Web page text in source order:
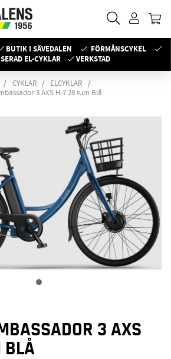
BUTIK I SÄVEDALEN
FÖRMÅNSCYKEL
EL-CYKLAR
VERKSTAD
CYKLAR
ELCYKLAR
3 AXS H-7 28 tum Blå
3 AXS
BLÅ